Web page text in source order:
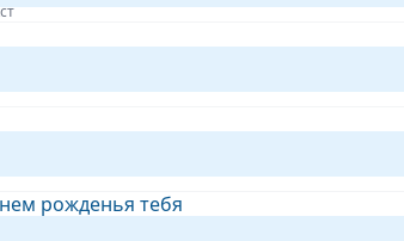
рожденья тебя